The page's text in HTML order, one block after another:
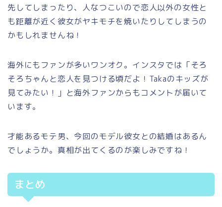
先してしまったり、人なつこいので恋人以外の女性と
も距離が近く彼女がヤキモチを焼いたりしてしまうの
かもしれませんね！
海外にもファンが多いワンオク。インスタでは「そろ
そろちゃんと恋人を見つける頃だよ！Takaのキッズが
見てみたい！」と海外ファンからもコメントが届いて
います。
才能あるモテ男、今回のモデル彼女との結婚はあるん
でしょうか。真相が出てくるのが楽しみですね！
まとめ